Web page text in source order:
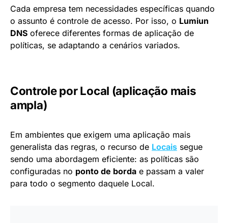
Cada empresa tem necessidades específicas quando
o assunto é controle de acesso. Por isso, o Lumiun
DNS oferece diferentes formas de aplicação de
políticas, se adaptando a cenários variados.
Controle por Local (aplicação mais
ampla)
Em ambientes que exigem uma aplicação mais
generalista das regras, o recurso de Locais segue
sendo uma abordagem eficiente: as políticas são
configuradas no ponto de borda e passam a valer
para todo o segmento daquele Local.